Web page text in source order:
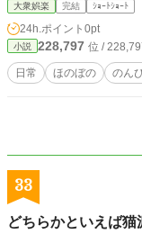
大衆娯楽 完結 ｼｮｰﾄｼｮｰﾄ
24h.ポイント 0pt
小説 228,797 位 /
日常 ほのぼの のん
33
どちらかといえば猫